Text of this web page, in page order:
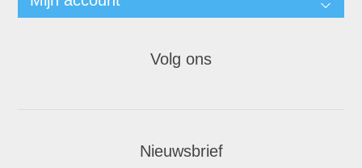
Volg ons
Nieuwsbrief